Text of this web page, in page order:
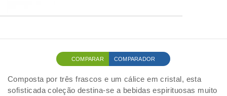
COMPARAR COMPARADOR
Composta por três frascos e um cálice em cristal, esta
sofisticada coleção destina-se a bebidas espirituosas muito